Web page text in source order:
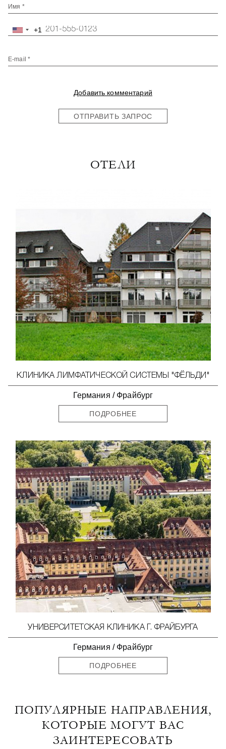
Имя *
United+1
E-mail *
Добавить комментарий
ОТПРАВИТЬ ЗАПРОС
ОТЕЛИ
КЛИНИКА ЛИМФАТИЧЕСКОЙ СИСТЕМЫ "ФЁЛЬДИ"
Германия / Фрайбург
ПОДРОБНЕЕ
УНИВЕРСИТЕТСКАЯ КЛИНИКА Г. ФРАЙБУРГА
Германия / Фрайбург
ПОДРОБНЕЕ
ПОПУЛЯРНЫЕ НАПРАВЛЕНИЯ,
КОТОРЫЕ МОГУТ ВАС
ЗАИНТЕРЕСОВАТЬ